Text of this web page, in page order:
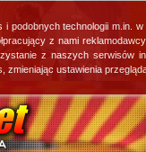
podobnych technologii
z nami
z naszych
zmieniając ustawienia